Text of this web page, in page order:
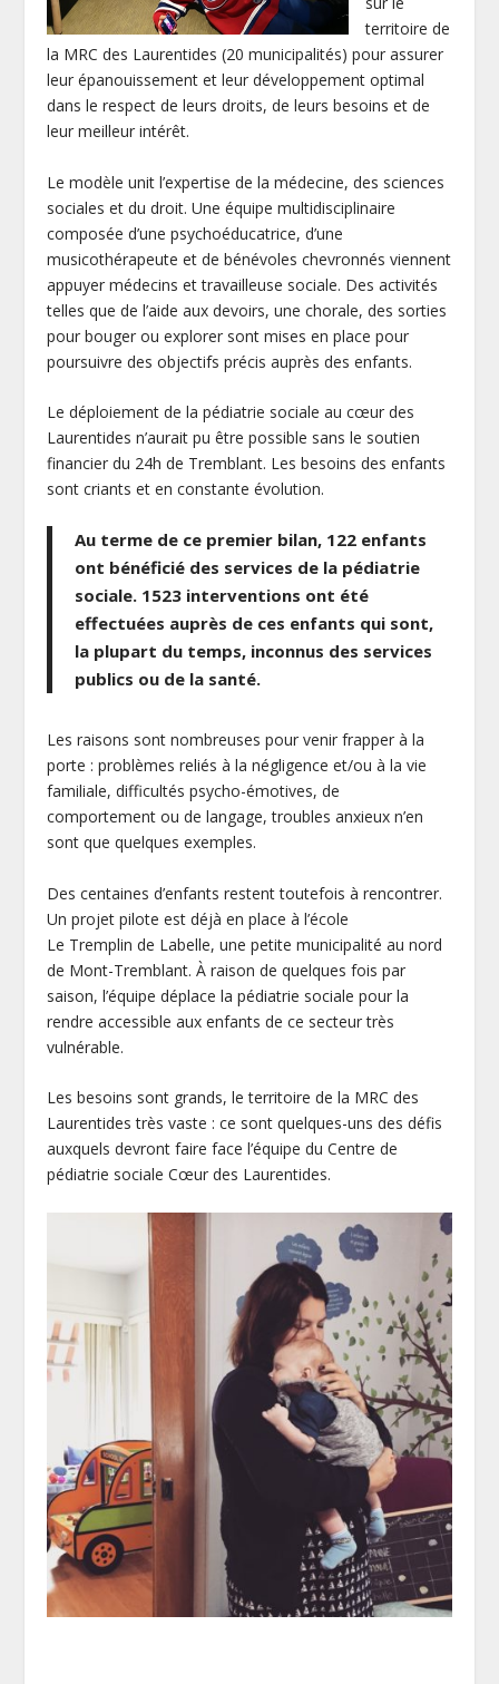
territoire de
la MRC des Laurentides (20 municipalités) pour assurer
leur épanouissement et leur développement optimal
dans le respect de leurs droits, de leurs besoins et de
leur meilleur intérêt.
Le modèle unit l’expertise de la médecine, des sciences
sociales et du droit. Une équipe multidisciplinaire
composée d’une psychoéducatrice, d’une
musicothérapeute et de bénévoles chevronnés viennent
appuyer médecins et travailleuse sociale. Des activités
telles que de l’aide aux devoirs, une chorale, des sorties
pour bouger ou explorer sont mises en place pour
poursuivre des objectifs précis auprès des enfants.
Le déploiement de la pédiatrie sociale au cœur des
Laurentides n’aurait pu être possible sans le soutien
financier du 24h de Tremblant. Les besoins des enfants
sont criants et en constante évolution.
Au terme de ce premier bilan, 122 enfants
ont bénéficié des services de la pédiatrie
sociale. 1523 interventions ont été
effectuées auprès de ces enfants qui sont,
la plupart du temps, inconnus des services
publics ou de la santé.
Les raisons sont nombreuses pour venir frapper à la
porte : problèmes reliés à la négligence et/ou à la vie
familiale, difficultés psycho-émotives, de
comportement ou de langage, troubles anxieux n’en
sont que quelques exemples.
Des centaines d’enfants restent toutefois à rencontrer.
Un projet pilote est déjà en place à l’école
Le Tremplin de Labelle, une petite municipalité au nord
de Mont-Tremblant. À raison de quelques fois par
saison, l’équipe déplace la pédiatrie sociale pour la
rendre accessible aux enfants de ce secteur très
vulnérable.
Les besoins sont grands, le territoire de la MRC des
Laurentides très vaste : ce sont quelques-uns des défis
auxquels devront faire face l’équipe du Centre de
pédiatrie sociale Cœur des Laurentides.